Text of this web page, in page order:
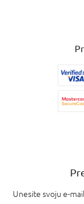
Unesite svoju e-